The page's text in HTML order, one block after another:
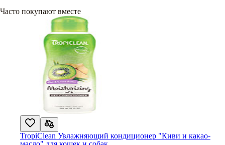
Часто покупают вместе
TropiClean Увлажняющий кондиционер "Киви и какао-